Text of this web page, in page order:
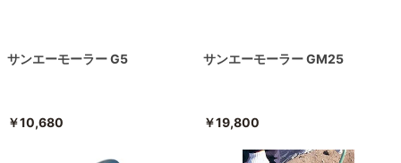
サンエーモーラー G5
￥10,680
サンエーモーラー GM25
￥19,800